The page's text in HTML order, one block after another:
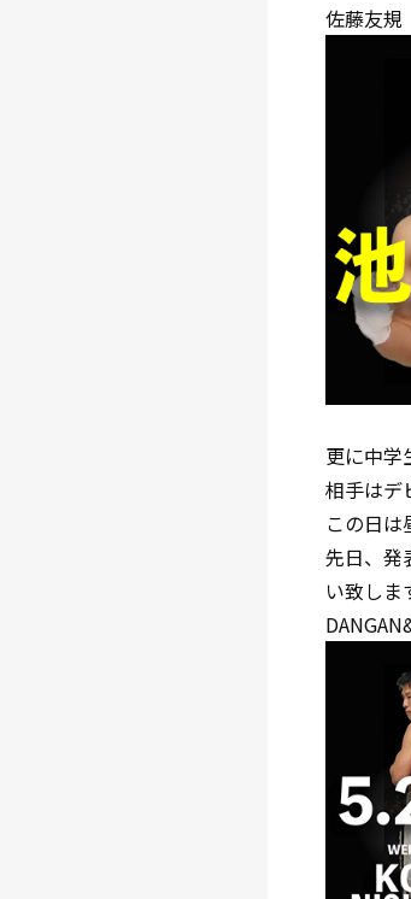
佐藤友規
更に中学
相手はデ
この日は
先日、発
い致しま